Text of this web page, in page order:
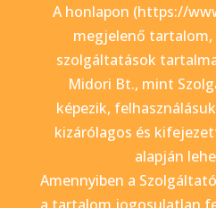
A honlapon (https://
megjelenő tartalom,
szolgáltatások
Midori Bt., mint
képezik,
kizárólagos és
alapján
Amennyiben a